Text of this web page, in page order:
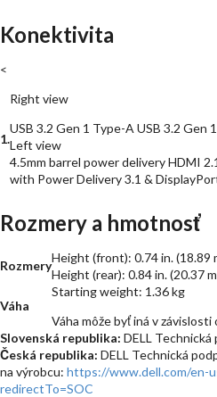
Konektivita
<
1.
Right view
USB 3.2 Gen 1 Type-A USB 3.2
Left view
4.5mm barrel power delivery HDMI
with Power Delivery 3.1 &
Rozmery a hmotnosť
Rozmery
Height (front): 0.74 in. (18.89
Height (rear): 0.84 in. (20.37
Váha
Starting weight: 1.36 kg
Váha môže byť iná v
Slovenská republika: DELL
Česká republika: DELL Technická
na výrobcu: https://www.dell.com/en-
redirectTo=SOC